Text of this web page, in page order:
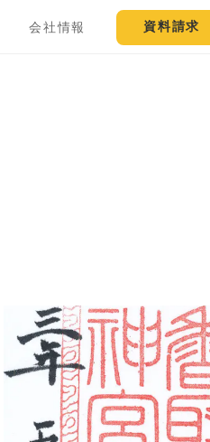
会社情報 資料請求